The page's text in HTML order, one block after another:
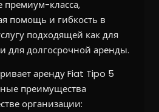
премиум-класса,
помощь и гибкость в
подходящей как для
для долгосрочной аренды.
аренду Fiat Tipo 5
преимущества
организации: